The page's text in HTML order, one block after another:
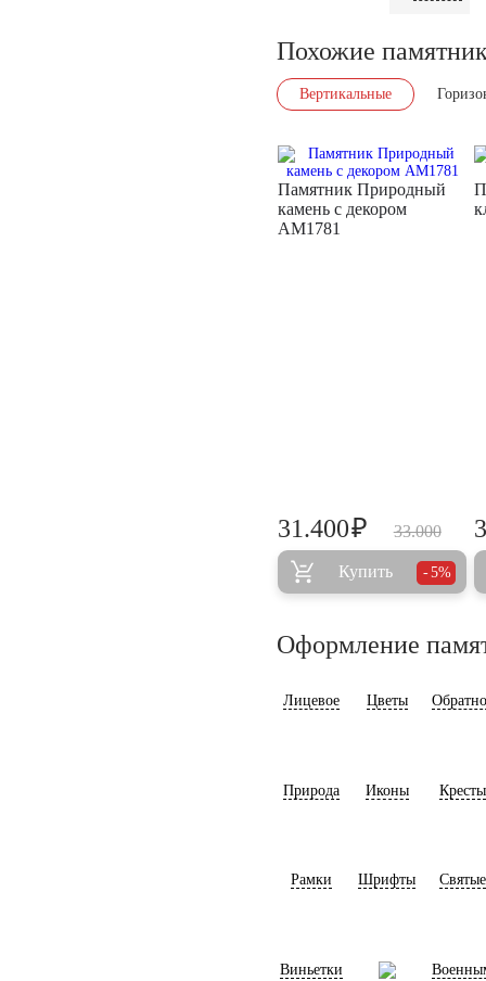
Похожие
Вертикальные
Памятник Природный
камень с декором
AM1781
33.000
31.400₽
Купить 5%
Оформление
Лицевое Цветы
Природа Иконы Кресты
Рамки Шрифты Святые
Виньетки